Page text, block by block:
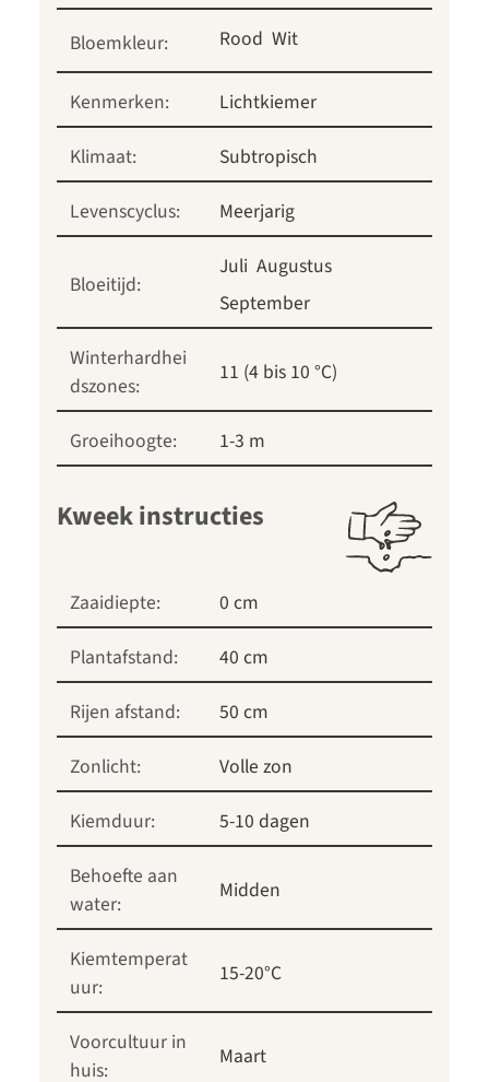
Bloemkleur: Rood Wit
Kenmerken:
Lichtkiemer
Klimaat:
Subtropisch
Levenscyclus:
Meerjarig
Bloeitijd:
Juli Augustus
September
Winterhardhei
dszones:
11 (4 bis 10 °C)
Groeihoogte: 1-3 m
Kweek instructies
Zaaidiepte:
0 cm
Plantafstand:
40 cm
Rijen afstand:
50 cm
Zonlicht:
Volle zon
Kiemduur:
5-10 dagen
Behoefte aan
water:
Midden
Kiemtemperat
uur:
15-20°C
Voorcultuur in
huis:
Maart